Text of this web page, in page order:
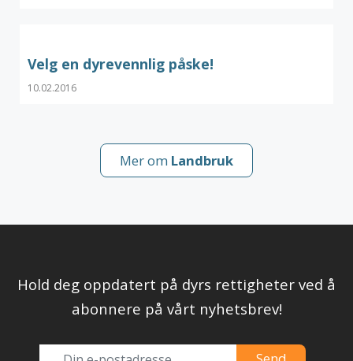
Velg en dyrevennlig påske!
10.02.2016
Mer om Landbruk
Hold deg oppdatert på dyrs rettigheter ved å
abonnere på vårt nyhetsbrev!